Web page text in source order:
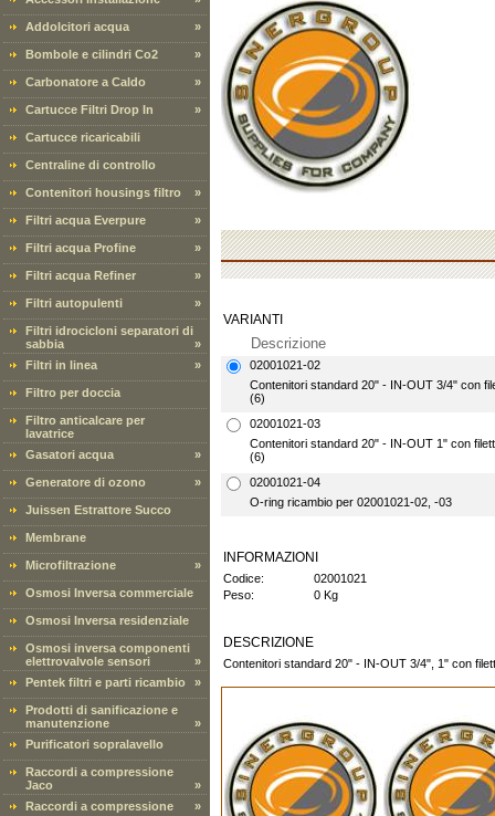
Addolcitori acqua »
Bombole e cilindri Co2 »
Carbonatore a Caldo »
Cartucce Filtri Drop In »
Cartucce ricaricabili
Centraline di controllo
Contenitori housings filtro »
Filtri acqua Everpure »
Filtri acqua Profine »
Filtri acqua Refiner »
Filtri autopulenti »
Filtri idrocicloni separatori di
sabbia
»
Filtri in linea
»
Filtro per doccia
Filtro anticalcare per
lavatrice
Gasatori acqua
»
Generatore di ozono »
Juissen Estrattore Succo
Membrane
Microfiltrazione »
Osmosi Inversa commerciale
Osmosi Inversa residenziale
Osmosi inversa componenti
elettrovalvole sensori
»
Pentek filtri e parti ricambio
»
Prodotti di sanificazione e
manutenzione
»
Purificatori sopralavello
Raccordi a compressione
Jaco
»
Raccordi a compressione
»
VARIANTI
Descrizione
02001021-02
Contenitori standard 20" - IN-OUT 3/4" con
(6)
02001021-03
Contenitori standard 20" - IN-OUT 1" con
(6)
02001021-04
O-ring ricambio per 02001021-02, -03
INFORMAZIONI
Codice:
02001021
Peso:
0 Kg
DESCRIZIONE
Contenitori standard 20" - IN-OUT 3/4", 1" con